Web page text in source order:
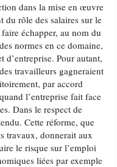
dans la mise en œuvre
du rôle des salaires sur le
échapper, au nom du
normes en ce domaine,
d’entreprise. Pour autant,
travailleurs gagneraient
par accord
l’entreprise fait face
Dans le respect de
Cette réforme, que
travaux, donnerait aux
le risque sur l’emploi
liées par exemple